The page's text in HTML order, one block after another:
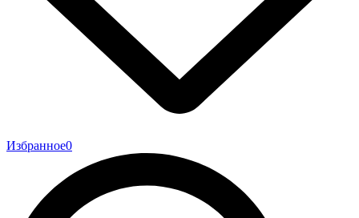
Избранное0